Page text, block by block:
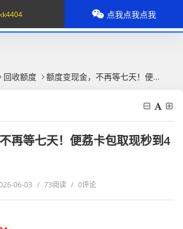
回收额度 额度变现金，不再等七天！便荔卡包取现秒到4个狠招
再等七天！便荔卡包取现秒到4
06-03 / 73阅读 / 0评论
点我点我点我